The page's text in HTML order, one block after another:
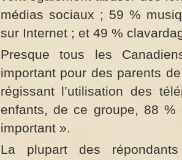
médias sociaux ; 59 %
sur Internet ; et 49 %
Presque tous les
important pour des parents
régissant l’utilisation des
enfants, de ce groupe, 88 %
important ».
La plupart des